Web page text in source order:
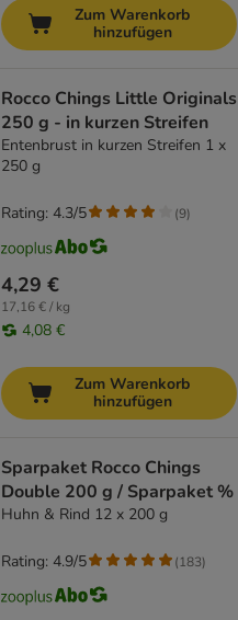
Zum Warenkorb
hinzufügen
Rocco Chings Little Originals
250 g - in kurzen Streifen
Entenbrust in kurzen Streifen 1 x
250 g
4,29 €
17,16 € / kg
4,08 €
Rating: 4.3/5 (9)
Zum Warenkorb
hinzufügen
Sparpaket Rocco Chings
Double 200 g / Sparpaket %
Huhn & Rind 12 x 200 g
Rating: 4.9/5 (183)